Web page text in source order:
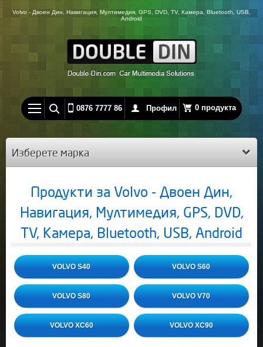
Volvo - Двоен Дин, Навигация, Мултимедия, GPS, DVD, TV, Камера, Bluetooth, USB,
Android
0876 7777 86 Профил 0 продукта
Изберете марка
Продукти за Volvo - Двоен Дин,
Навигация, Мултимедия, GPS, DVD,
TV, Камера, Bluetooth, USB, Android
VOLVO S40 VOLVO S60
VOLVO S80 VOLVO V70
VOLVO XC60 VOLVO XC90